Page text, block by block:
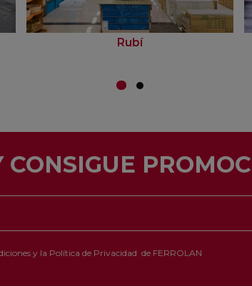
Rubí
CONSIGUE
y la Política de Privacidad de FERROLAN